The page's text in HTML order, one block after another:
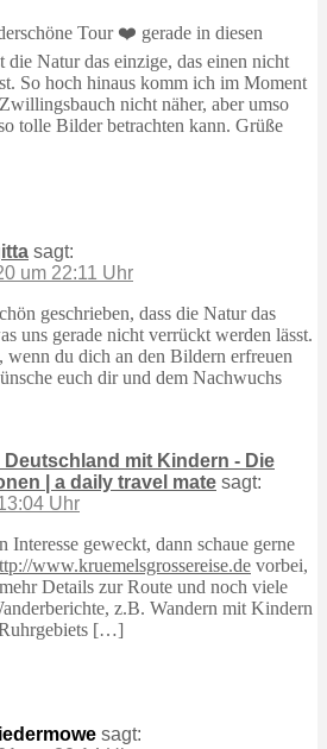
Tour ❤️ gerade in diesen
die Natur das einzige, das einen nicht
So hoch hinaus komm ich im Moment
nicht näher, aber umso
tolle Bilder betrachten kann. Grüße
sagt:
um 22:11 Uhr
geschrieben, dass die Natur das
uns gerade nicht verrückt werden lässt.
wenn du dich an den Bildern erfreuen
euch dir und dem Nachwuchs
mit Kindern - Die
| a daily travel mate sagt:
Uhr
geweckt, dann schaue gerne
www.kruemelsgrossereise.de vorbei,
Details zur Route und noch viele
z.B. Wandern mit Kindern
[…]
sagt: